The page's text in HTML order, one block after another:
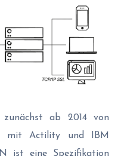
zunächst ab 2014 von
mit Actility und IBM
ist eine Spezifikation